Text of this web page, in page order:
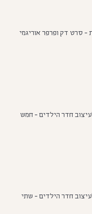
- סרט דק ופרפר אוריגמי
חדר הילדים - חמש
חדר הילדים - שתי